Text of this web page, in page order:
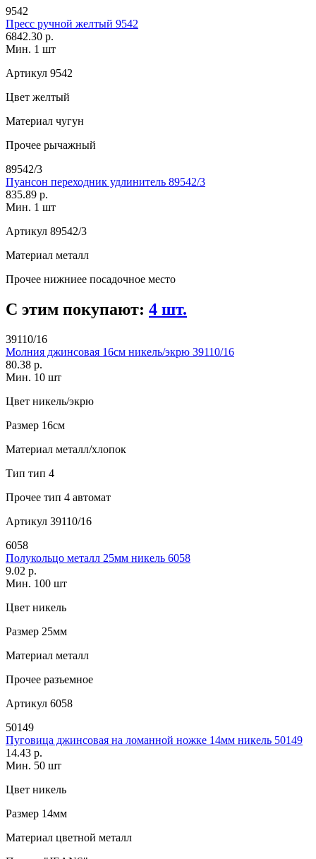
9542
Пресс ручной желтый 9542
6842.30 р.
Мин. 1 шт
Артикул 9542
Цвет желтый
Материал чугун
Прочее рычажный
89542/3
Пуансон переходник удлинитель 89542/3
835.89 р.
Мин. 1 шт
Артикул 89542/3
Материал металл
Прочее нижниее посадочное место
С этим покупают: 4 шт.
39110/16
Молния джинсовая 16см никель/экрю 39110/16
80.38 р.
Мин. 10 шт
Цвет никель/экрю
Размер 16см
Материал металл/хлопок
Тип тип 4
Прочее тип 4 автомат
Артикул 39110/16
6058
Полукольцо металл 25мм никель 6058
9.02 р.
Мин. 100 шт
Цвет никель
Размер 25мм
Материал металл
Прочее разъемное
Артикул 6058
50149
Пуговица джинсовая на ломанной ножке 14мм никель 50149
14.43 р.
Мин. 50 шт
Цвет никель
Размер 14мм
Материал цветной металл